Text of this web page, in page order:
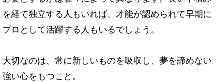
を経て独立する人もいれば、才能が認められて早期に
プロとして活躍する人もいるでしょう。
大切なのは、常に新しいものを吸収し、夢を諦めない
強い心をもつこと。